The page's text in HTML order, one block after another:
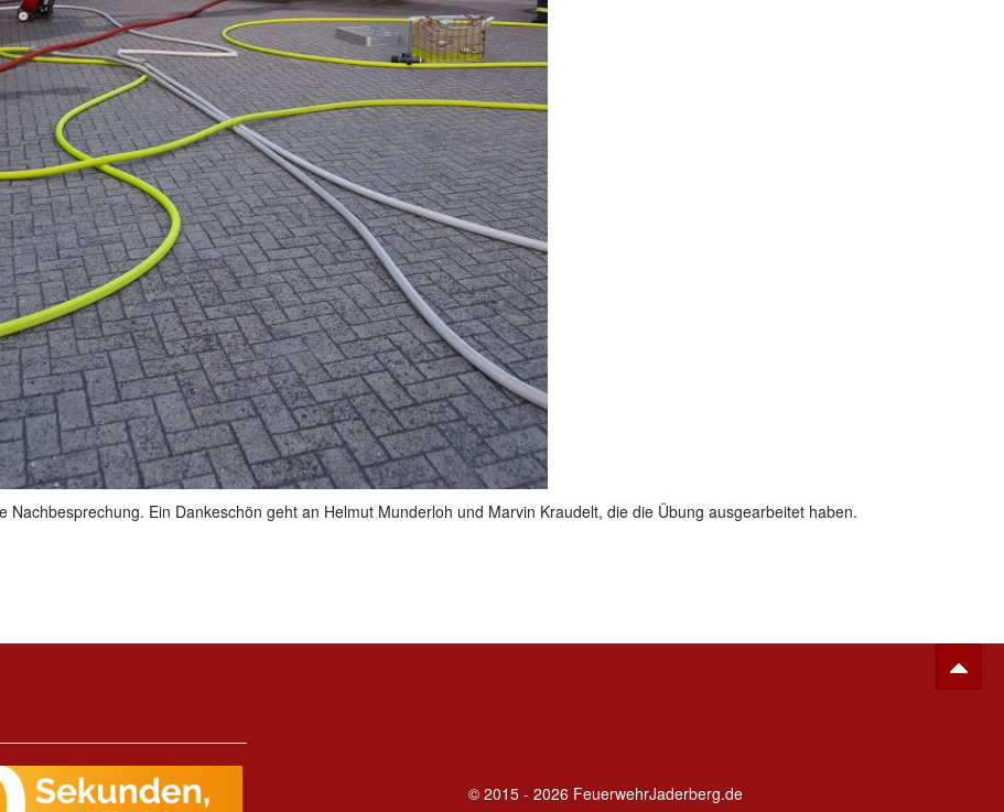
Nachbesprechung. Ein Dankeschön geht an Helmut Munderloh und Marvin Kraudelt, die die Übung ausgearbeitet haben.
© 2015 - 2026 FeuerwehrJaderberg.de